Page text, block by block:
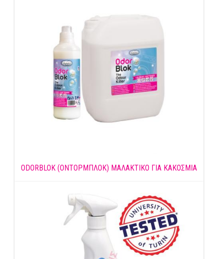
ODORBLOK (ΟΝΤΟΡΜΠΛΟΚ) ΜΑΛΑΚΤΙΚΟ ΓΙΑ ΚΑΚΟΣΜΙΑ